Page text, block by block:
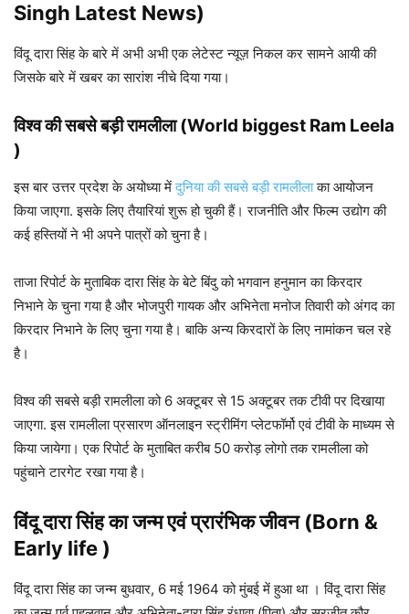
Singh Latest News)
विंदू दारा सिंह के बारे में अभी अभी एक लेटेस्ट न्यूज़ निकल कर सामने आयी की
जिसके बारे में खबर का सारांश नीचे दिया गया।
विश्व की सबसे बड़ी रामलीला (World biggest Ram Leela
)
इस बार उत्तर प्रदेश के अयोध्या मेंदुनिया की सबसे बड़ी रामलीलाका आयोजन
किया जाएगा. इसके लिए तैयारियां शुरू हो चुकी हैं। राजनीति और फिल्म उद्योग की
कई हस्तियों ने भी अपने पात्रों को चुना है।
ताजा रिपोर्ट के मुताबिक दारा सिंह के बेटे बिंदु को भगवान हनुमान का किरदार
निभाने के चुना गया है और भोजपुरी गायक और अभिनेता मनोज तिवारी को अंगद का
किरदार निभाने के लिए चुना गया है। बाकि अन्य किरदारों के लिए नामांकन चल रहे
है।
विश्व की सबसे बड़ी रामलीला को 6 अक्टूबर से 15 अक्टूबर तक टीवी पर दिखाया
जाएगा. इस रामलीला प्रसारण ऑनलाइन स्ट्रीमिंग प्लेटफॉर्मो एवं टीवी के माध्यम से
किया जायेगा। एक रिपोर्ट के मुताबित करीब 50 करोड़ लोगो तक रामलीला को
पहुंचाने टारगेट रखा गया है।
विंदू दारा सिंहका जन्म एवं प्रारंभिक जीवन (Born &
Early life )
विंदू दारा सिंह का जन्म बुधवार, 6 मई 1964 को मुंबई में हुआ था । विंदू दारा सिंह